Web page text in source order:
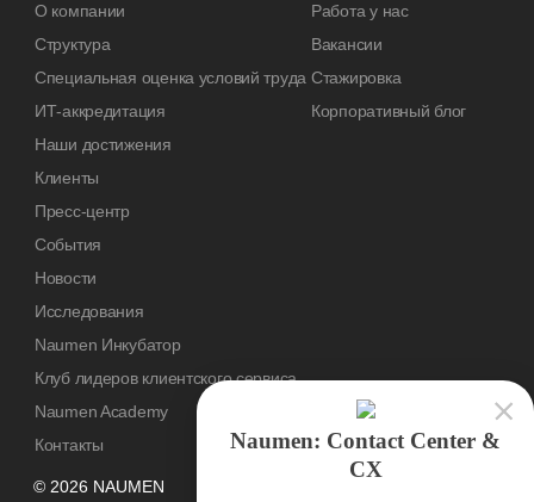
© 2026 NAUMEN
О компании
Структура
Специальная оценка условий труда
ИТ-аккредитация
Наши достижения
Клиенты
Пресс-центр
События
Новости
Исследования
Naumen Инкубатор
Клуб лидеров клиентского сервиса
Naumen Academy
Контакты
Работа у нас
Вакансии
Стажировка
Корпоративный блог
Naumen: Contact Center &
CX